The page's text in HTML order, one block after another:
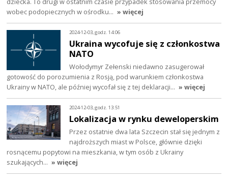
wobec podopiecznych w ośrodku… » więcej
2024-12-03, godz. 14:06
Ukraina wycofuje się z członkostwa
NATO
Wołodymyr Zełenski niedawno zasugerował
gotowość do porozumienia z Rosją, pod warunkiem członkostwa
Ukrainy w NATO, ale później wycofał się z tej deklaracji… » więcej
2024-12-03, godz. 13:51
Lokalizacja w rynku deweloperskim
Przez ostatnie dwa lata Szczecin stał się jednym z
najdroższych miast w Polsce, głównie dzięki
rosnącemu popytowi na mieszkania, w tym osób z Ukrainy
szukających… » więcej